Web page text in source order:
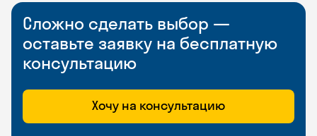
Сложно сделать выбор —
оставьте заявку на бесплатную
консультацию
Хочу на консультацию